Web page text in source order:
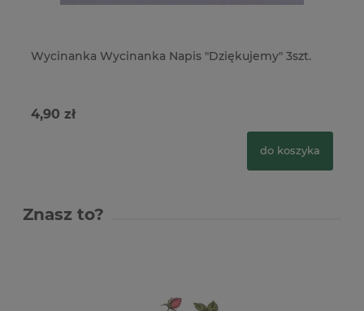
Wycinanka Wycinanka Napis "Dziękujemy" 3szt.
4,90 zł
do koszyka
Znasz to?